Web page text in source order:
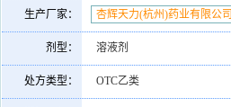
生产厂家： 杏辉天力(杭州)药业有限公司
剂型： 溶液剂
处方类型： OTC乙类